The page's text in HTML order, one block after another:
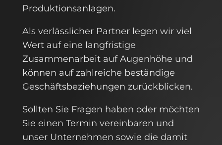
Produktionsanlagen.
Als verlässlicher Partner legen wir viel
Wert auf eine langfristige
Zusammenarbeit auf Augenhöhe und
können auf zahlreiche beständige
Geschäftsbeziehungen zurückblicken.
Sollten Sie Fragen haben oder möchten
Sie einen Termin vereinbaren und
unser Unternehmen sowie die damit